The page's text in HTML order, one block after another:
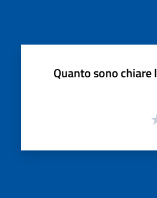
Quanto sono